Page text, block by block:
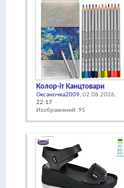
Колор-іт Канцтовари
Оксаночка2009, 02.08.2026,
22:17
Изображений: 95